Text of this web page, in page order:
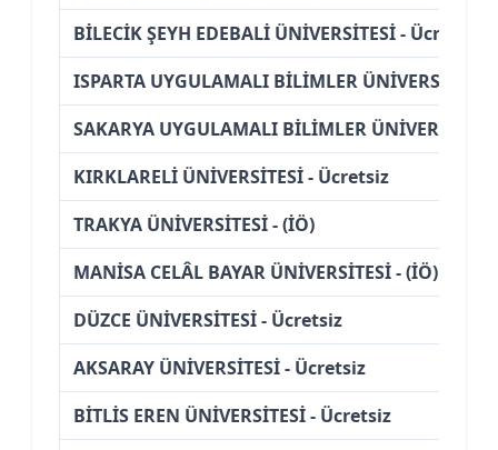
BİLECİK ŞEYH EDEBALİ ÜNİVERSİTESİ - Ücretsiz
ISPARTA UYGULAMALI BİLİMLER ÜNİVERSİTESİ
SAKARYA UYGULAMALI BİLİMLER
KIRKLARELİ ÜNİVERSİTESİ - Ücretsiz
TRAKYA ÜNİVERSİTESİ - (İÖ)
MANİSA CELÂL BAYAR ÜNİVERSİTESİ - (İÖ)
DÜZCE ÜNİVERSİTESİ - Ücretsiz
AKSARAY ÜNİVERSİTESİ - Ücretsiz
BİTLİS EREN ÜNİVERSİTESİ - Ücretsiz